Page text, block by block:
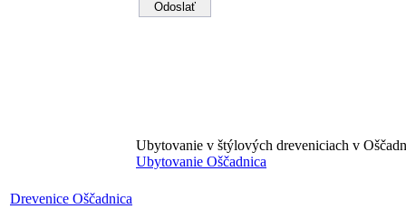
Drevenice Oščadnica
Ubytovanie v štýlových dreveniciach v
Ubytovanie Oščadnica